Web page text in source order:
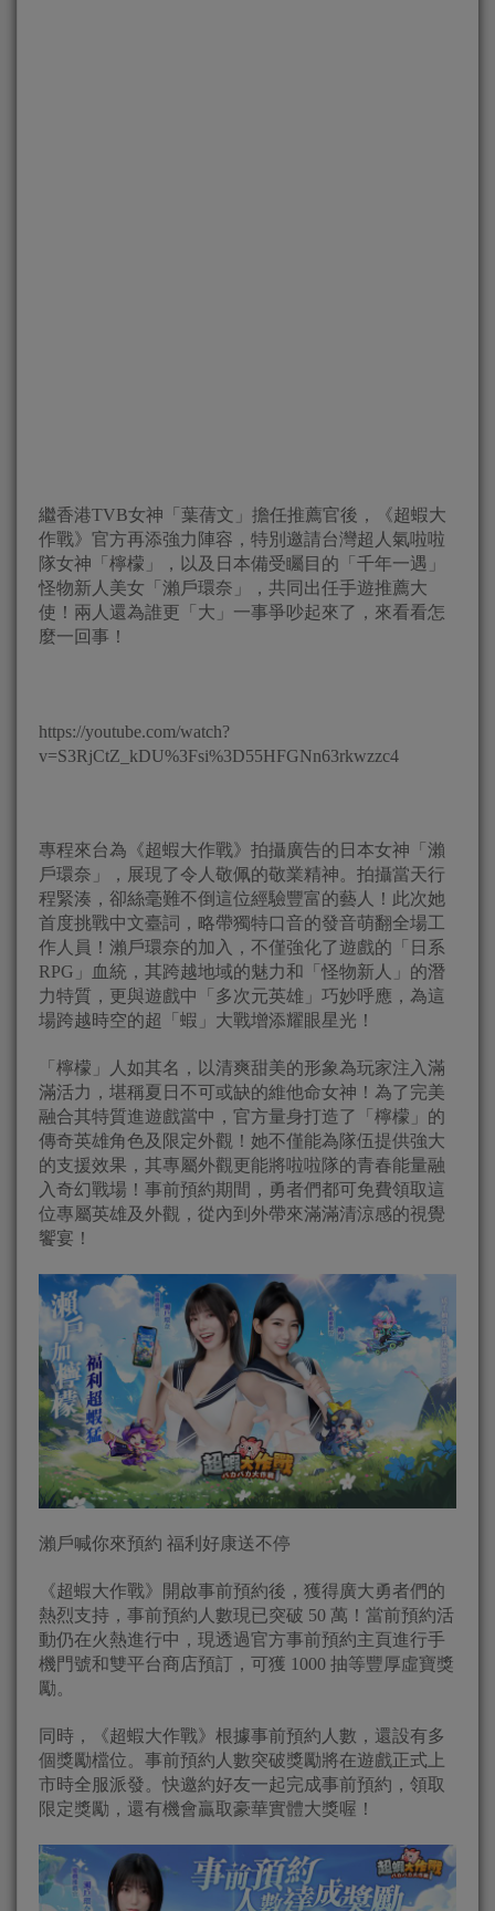
繼香港TVB女神「葉蒨文」擔任推薦官後，《超蝦大
作戰》官方再添強力陣容，特別邀請台灣超人氣啦啦
隊女神「檸檬」，以及日本備受矚目的「千年一遇」
怪物新人美女「瀨戶環奈」，共同出任手遊推薦大
使！兩人還為誰更「大」一事爭吵起來了，來看看怎
麼一回事！
https://youtube.com/watch?
v=S3RjCtZ_kDU%3Fsi%3D55HFGNn63rkwzzc4
專程來台為《超蝦大作戰》拍攝廣告的日本女神「瀨
戶環奈」，展現了令人敬佩的敬業精神。拍攝當天行
程緊湊，卻絲毫難不倒這位經驗豐富的藝人！此次她
首度挑戰中文臺詞，略帶獨特口音的發音萌翻全場工
作人員！瀨戶環奈的加入，不僅強化了遊戲的「日系
RPG」血統，其跨越地域的魅力和「怪物新人」的潛
力特質，更與遊戲中「多次元英雄」巧妙呼應，為這
場跨越時空的超「蝦」大戰增添耀眼星光！
「檸檬」人如其名，以清爽甜美的形象為玩家注入滿
滿活力，堪稱夏日不可或缺的維他命女神！為了完美
融合其特質進遊戲當中，官方量身打造了「檸檬」的
傳奇英雄角色及限定外觀！她不僅能為隊伍提供強大
的支援效果，其專屬外觀更能將啦啦隊的青春能量融
入奇幻戰場！事前預約期間，勇者們都可免費領取這
位專屬英雄及外觀，從內到外帶來滿滿清涼感的視覺
饗宴！
瀨戶喊你來預約 福利好康送不停
《超蝦大作戰》開啟事前預約後，獲得廣大勇者們的
熱烈支持，事前預約人數現已突破 50 萬！當前預約活
動仍在火熱進行中，現透過官方事前預約主頁進行手
機門號和雙平台商店預訂，可獲 1000 抽等豐厚虛寶獎
勵。
同時，《超蝦大作戰》根據事前預約人數，還設有多
個獎勵檔位。事前預約人數突破獎勵將在遊戲正式上
市時全服派發。快邀約好友一起完成事前預約，領取
限定獎勵，還有機會贏取豪華實體大獎喔！